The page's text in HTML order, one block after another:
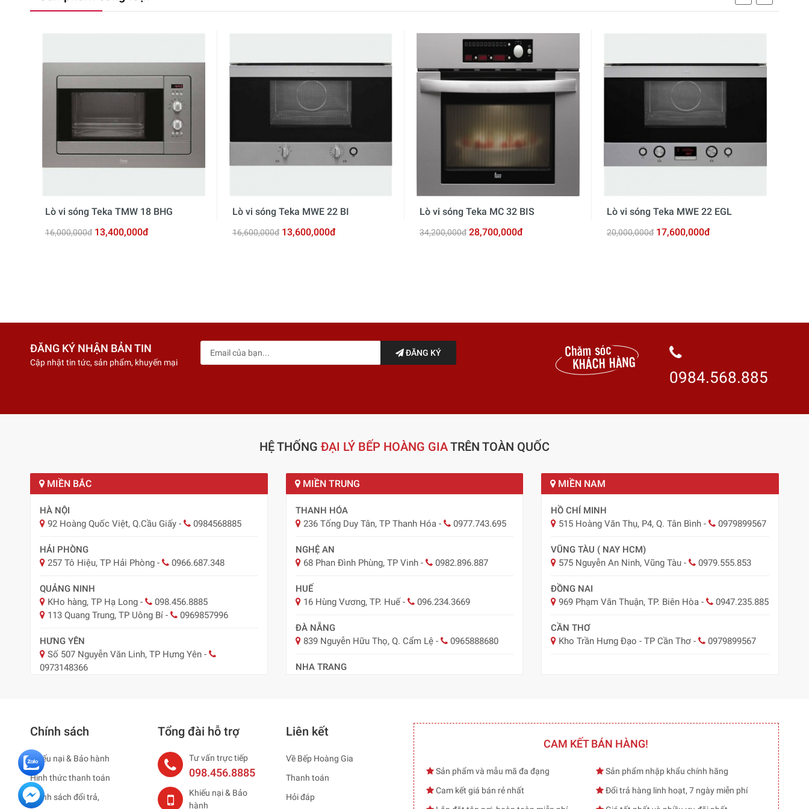
Lò vi sóng Teka TMW 18 BHG
16,000,000đ 13,400,000đ
Lò vi sóng Teka MWE 22 BI
16,600,000đ 13,600,000đ
Lò vi sóng Teka MC 32 BIS
34,200,000đ 28,700,000đ
Lò vi sóng Teka MWE 22 EGL
20,000,000đ 17,600,000đ
ĐĂNG KÝ NHẬN BẢN TIN
Cập nhật tin tức, sản phẩm, khuyến mại
ĐĂNG KÝ
0984.568.885
HỆ THỐNG ĐẠI LÝ BẾP HOÀNG GIATRÊN TOÀN QUỐC
MIỀN BẮC
HÀ NỘI
92 Hoàng Quốc Việt, Q.Cầu Giấy - 0984568885
HẢI PHÒNG
257 Tô Hiệu, TP Hải Phòng - 0966.687.348
QUẢNG NINH
KHo hàng, TP Hạ Long -
098.456.8885
113 Quang Trung, TP Uông Bí - 0969857996
HƯNG YÊN
Số 507 Nguyễn Văn Linh, TP Hưng Yên -
0973148366
NAM ĐỊNH
HẢI DƯƠNG ( NAY HẢI PHÒNG )
75 Thống Nhất, TP. Hải Dương-
MIỀN TRUNG
THANH HÓA
236 Tống Duy Tân, TP Thanh Hóa- 0977.743.695
NGHỆ AN
68 Phan Đình Phùng, TP Vinh- 0982.896.887
HUẾ
16 Hùng Vương, TP. Huế- 096.234.3669
ĐÀ NẴNG
839 Nguyễn Hữu Thọ, Q. Cẩm Lệ- 0965888680
NHA TRANG
MIỀN NAM
HỒ CHÍ MINH
515 Hoàng Văn Thụ, P4, Q. Tân Bình - 0979899567
VŨNG TÀU ( NAY HCM)
575 Nguyễn An Ninh, Vũng Tàu - 0979.555.853
ĐỒNG NAI
969 Phạm Văn Thuận, TP. Biên Hòa - 0947.235.885
CẦN THƠ
Kho Trần Hưng Đạo - TP Cần Thơ - 0979899567
Chính sách
Khiếu nại & Bảo hành
Hình thức thanh toán
Chính sách đổi trả,
Tổng đài hỗ trợ
Tư vấn trực tiếp
098.456.8885
Khiếu nại & Bảo
hành
Liên kết
Về Bếp Hoàng Gia
Thanh toán
Hỏi đáp
CAM KẾT BÁN HÀNG!
Sản phẩm và mẫu mã đa đạng
Sản phẩm nhập khẩu chính hãng
Cam kết giá bán rẻ nhất
Đổi trả hàng linh hoạt, 7 ngày miễn phí